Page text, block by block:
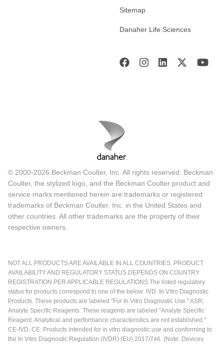
Sitemap
Danaher Life Sciences
© 2000-2026 Beckman Coulter, Inc. All rights reserved. Beckman
Coulter, the stylized logo, and the Beckman Coulter product and
service marks mentioned herein are trademarks or registered
trademarks of Beckman Coulter, Inc. in the United States and
other countries. All other trademarks are the property of their
respective owners.
NOT ALL PRODUCTS ARE AVAILABLE IN ALL COUNTRIES. PRODUCT
AVAILABILITY AND REGULATORY STATUS DEPENDS ON COUNTRY
REGISTRATION PER APPLICABLE REGULATIONS The listed regulatory
status for products correspond to one of the below: IVD: In Vitro Diagnostic
Products. These products are labeled "For In Vitro Diagnostic Use." ASR:
Analyte Specific Reagents. These reagents are labeled "Analyte Specific
Reagent. Analytical and performance characteristics are not established."
CE-IVD, CE: Products intended for in vitro diagnostic use and conforming to
the In Vitro Diagnostic Regulation (IVDR) (EU) 2017/746. (Note: Devices